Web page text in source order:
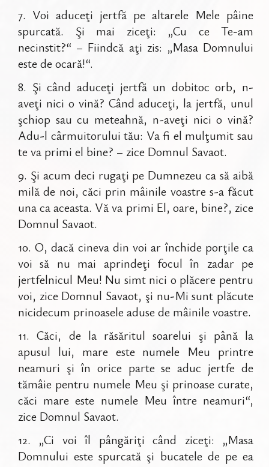
7. Voi aduceţi jertfă pe altarele Mele pâine
spurcată. Şi mai ziceţi: „Cu ce Te-am
necinstit?“ – Fiindcă aţi zis: „Masa Domnului
este de ocară!“.
8. Şi când aduceţi jertfă un dobitoc orb, n-
aveţi nici o vină? Când aduceţi, la jertfă, unul
şchiop sau cu meteahnă, n-aveţi nici o vină?
Adu-l cârmuitorului tău: Va fi el mulţumit sau
te va primi el bine? – zice Domnul Savaot.
9. Şi acum deci rugaţi pe Dumnezeu ca să aibă
milă de noi, căci prin mâinile voastre s-a făcut
una ca aceasta. Vă va primi El, oare, bine?, zice
Domnul Savaot.
10. O, dacă cineva din voi ar închide porţile ca
voi să nu mai aprindeţi focul în zadar pe
jertfelnicul Meu! Nu simt nici o plăcere pentru
voi, zice Domnul Savaot, şi nu-Mi sunt plăcute
nicidecum prinoasele aduse de mâinile voastre.
11. Căci, de la răsăritul soarelui şi până la
apusul lui, mare este numele Meu printre
neamuri şi în orice parte se aduc jertfe de
tămâie pentru numele Meu şi prinoase curate,
căci mare este numele Meu între neamuri“,
zice Domnul Savaot.
12.
„Ci voi îl pângăriţi când ziceţi: „Masa
Domnului este spurcată şi bucatele de pe ea